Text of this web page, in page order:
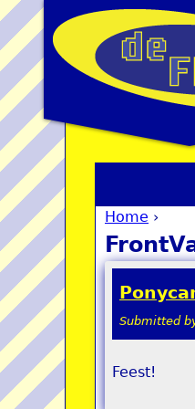
You are
Home ›
Submitted
Feest!